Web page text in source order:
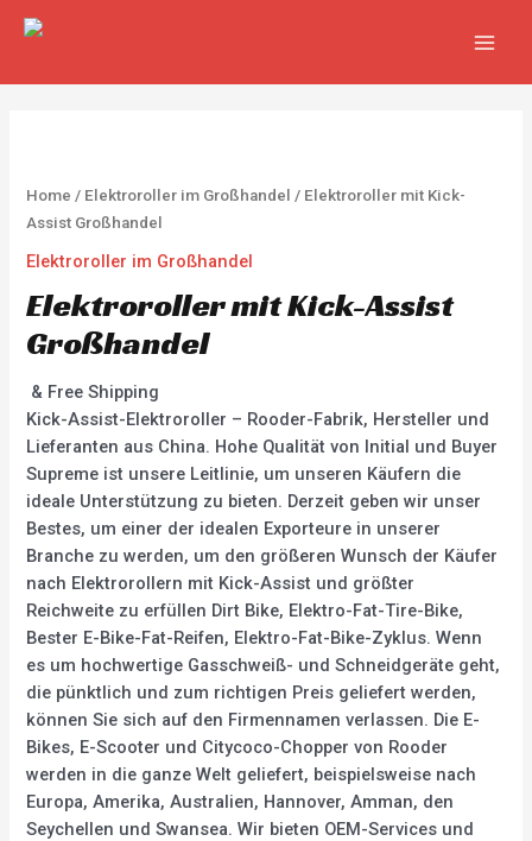
Inhalt
Home / Elektroroller im Großhandel / Elektroroller mit Kick-
Assist Großhandel
Elektroroller im Großhandel
Elektroroller mit Kick-Assist
Großhandel
& Free Shipping
Kick-Assist-Elektroroller – Rooder-Fabrik, Hersteller und
Lieferanten aus China. Hohe Qualität von Initial und Buyer
Supreme ist unsere Leitlinie, um unseren Käufern die
ideale Unterstützung zu bieten. Derzeit geben wir unser
Bestes, um einer der idealen Exporteure in unserer
Branche zu werden, um den größeren Wunsch der Käufer
nach Elektrorollern mit Kick-Assist und größter
Reichweite zu erfüllen Dirt Bike, Elektro-Fat-Tire-Bike,
Bester E-Bike-Fat-Reifen, Elektro-Fat-Bike-Zyklus. Wenn
es um hochwertige Gasschweiß- und Schneidgeräte geht,
die pünktlich und zum richtigen Preis geliefert werden,
können Sie sich auf den Firmennamen verlassen. Die E-
Bikes, E-Scooter und Citycoco-Chopper von Rooder
werden in die ganze Welt geliefert, beispielsweise nach
Europa, Amerika, Australien, Hannover, Amman, den
Seychellen und Swansea. Wir bieten OEM-Services und